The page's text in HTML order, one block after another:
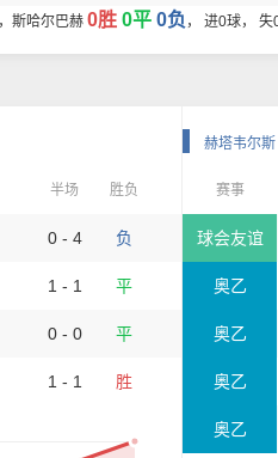
斯哈尔巴赫 0胜 0平 0负 ， 进0球，
半场 胜负
0 - 4 负
1 - 1 平
0 - 0 平
1 - 1 胜
赫塔韦尔斯
赛事
球会友谊
奥乙
奥乙
奥乙
奥乙